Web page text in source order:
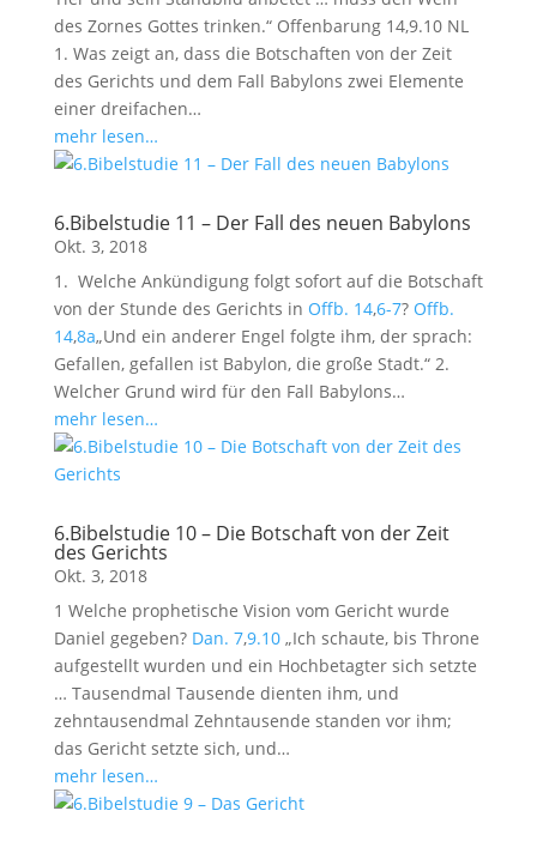
des Zornes Gottes trinken.“ Offenbarung 14,9.10 NL
1. Was zeigt an, dass die Botschaften von der Zeit
des Gerichts und dem Fall Babylons zwei Elemente
einer dreifachen…
mehr lesen…
6.Bibelstudie 11 – Der Fall des neuen Babylons
Okt. 3, 2018
1. Welche Ankündigung folgt sofort auf die Botschaft
von der Stunde des Gerichts in Offb. 14,6-7? Offb.
14,8a„Und ein anderer Engel folgte ihm, der sprach:
Gefallen, gefallen ist Babylon, die große Stadt.“ 2.
Welcher Grund wird für den Fall Babylons…
mehr lesen…
6.Bibelstudie 10 – Die Botschaft von der Zeit
des Gerichts
Okt. 3, 2018
1 Welche prophetische Vision vom Gericht wurde
Daniel gegeben? Dan. 7,9.10„Ich schaute, bis Throne
aufgestellt wurden und ein Hochbetagter sich setzte
… Tausendmal Tausende dienten ihm, und
zehntausendmal Zehntausende standen vor ihm;
das Gericht setzte sich, und…
mehr lesen…